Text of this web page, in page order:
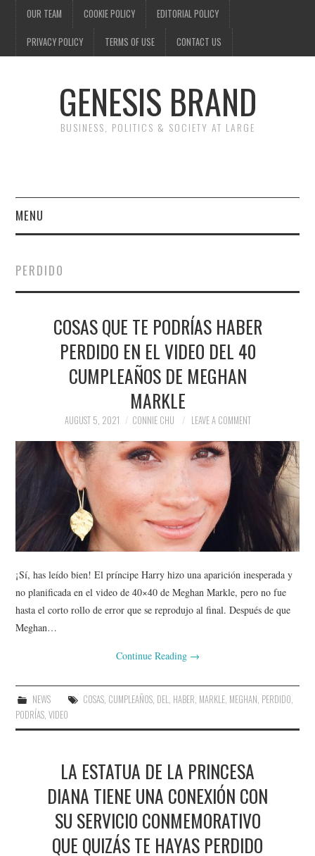
OUR TEAM COOKIE POLICY EDITORIAL POLICY
PRIVACY POLICY TERMS OF USE CONTACT US
GENESIS BRAND
BUSINESS, POLITICS & SOCIETY AT LARGE
MENU
FINANCE
NEWS
POLITICS
SPORTS
TECHNOLOGY
PERDIDO
COSAS QUE TE PODRÍAS HABER
PERDIDO EN EL VIDEO DEL 40
CUMPLEAÑOS DE MEGHAN
MARKLE
AUGUST 5, 2021 CONNIE CHU LEAVE A COMMENT
¡Sí, has leído bien! El príncipe Harry hizo una aparición inesperada y
no planificada en el video de 40×40 de Meghan Markle, pero no fue
hasta el corto rollo de error que se reprodujo al final. Después de que
Meghan…
Continue Reading →
NEWS COSAS, CUMPLEAÑOS, DEL, HABER, MARKLE, MEGHAN, PERDIDO,
PODRÍAS,VIDEO
LA ESTATUA DE LA PRINCESA
DIANA TIENE UNA CONEXIÓN CON
SU SERVICIO CONMEMORATIVO
QUE QUIZÁS TE HAYAS PERDIDO